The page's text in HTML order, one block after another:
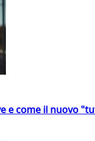
e come il nuovo